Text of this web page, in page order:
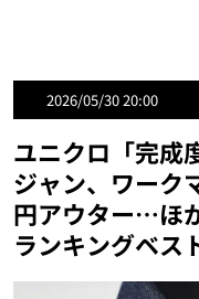
2026/05/30 20:00
ユニクロ「完成
ジャン、ワーク
円アウター…ほ
ランキングベス